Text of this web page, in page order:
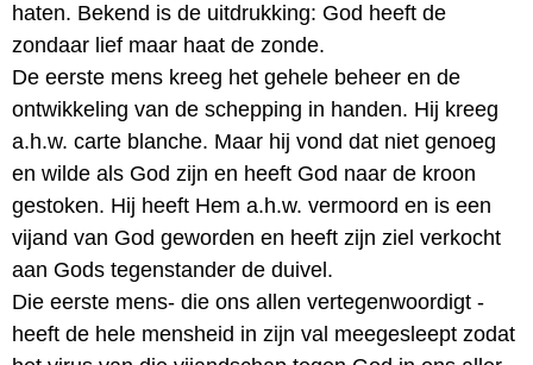
haten. Bekend is de uitdrukking: God heeft de
zondaar lief maar haat de zonde.
De eerste mens kreeg het gehele beheer en de
ontwikkeling van de schepping in handen. Hij kreeg
a.h.w. carte blanche. Maar hij vond dat niet genoeg
en wilde als God zijn en heeft God naar de kroon
gestoken. Hij heeft Hem a.h.w. vermoord en is een
vijand van God geworden en heeft zijn ziel verkocht
aan Gods tegenstander de duivel.
Die eerste mens- die ons allen vertegenwoordigt -
heeft de hele mensheid in zijn val meegesleept zodat